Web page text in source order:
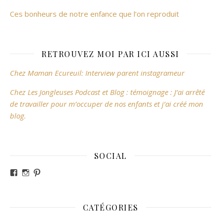
Ces bonheurs de notre enfance que l’on reproduit
RETROUVEZ MOI PAR ICI AUSSI
Chez Maman Ecureuil: Interview parent instagrameur
Chez Les Jongleuses Podcast et Blog : témoignage : J’ai arrêté
de travailler pour m’occuper de nos enfants et j’ai créé mon
blog.
SOCIAL
Voir le profil de revesdefripouilles sur Facebook
Voir le profil de claire_revesdefripouilles sur
CATÉGORIES